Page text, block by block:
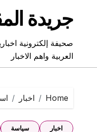
contentجريدة
صحيفة إلكترونية
العربية واهم الاخبار
Home اخبار
اخبار سياسة